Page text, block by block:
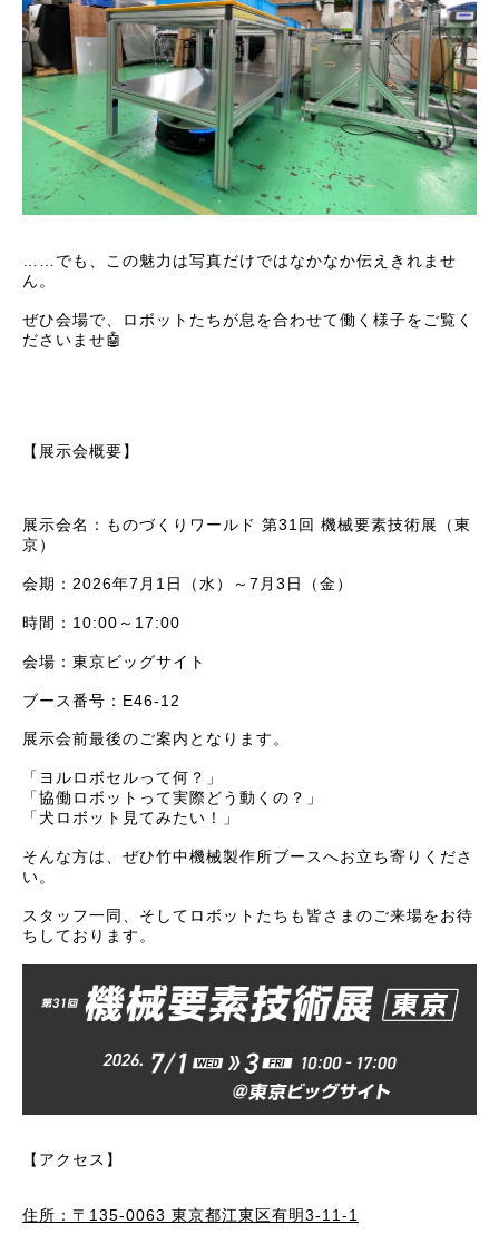
……でも、この魅力は写真だけではなかなか伝えきれませ
ん。
ぜひ会場で、ロボットたちが息を合わせて働く様子をご覧く
ださいませ🤖
【展示会概要】
展示会名：ものづくりワールド 第31回 機械要素技術展（東
京）
会期：2026年7月1日（水）～7月3日（金）
時間：10:00～17:00
会場：東京ビッグサイト
ブース番号：E46-12
展示会前最後のご案内となります。
「ヨルロボセルって何？」
「協働ロボットって実際どう動くの？」
「犬ロボット見てみたい！」
そんな方は、ぜひ竹中機械製作所ブースへお立ち寄りくださ
い。
スタッフ一同、そしてロボットたちも皆さまのご来場をお待
ちしております。
【アクセス】
住所：〒135-0063 東京都江東区有明3-11-1